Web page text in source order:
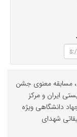
مسابقه معنوی جشن
ایران و مرکز
دانشگاهی ویژه
شهدای